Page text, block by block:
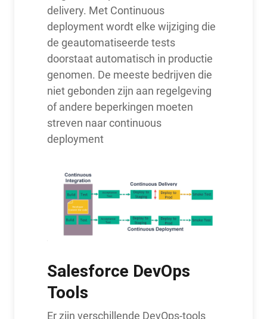
delivery. Met Continuous
deployment wordt elke wijziging die
de geautomatiseerde tests
doorstaat automatisch in productie
genomen. De meeste bedrijven die
niet gebonden zijn aan regelgeving
of andere beperkingen moeten
streven naar continuous
deployment
Salesforce DevOps
Tools
Er zijn verschillende DevOps-tools